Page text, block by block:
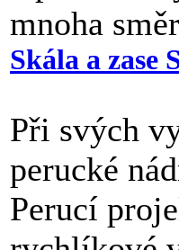
mnoha
Skála a zase
Při svých
perucké
Perucí